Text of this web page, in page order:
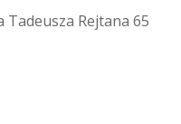
Tadeusza Rejtana 65